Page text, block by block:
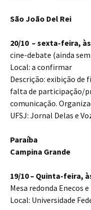
São João Del Rei
20/10 – sexta-feira,
cine-debate (ainda
Local: a confirmar
Descrição: exibição de
falta de participação/
comunicação.
UFSJ: Jornal Delas e
Paraíba
Campina Grande
19/10 – Quinta-feira,
Mesa redonda Enecos
Local: Universidade